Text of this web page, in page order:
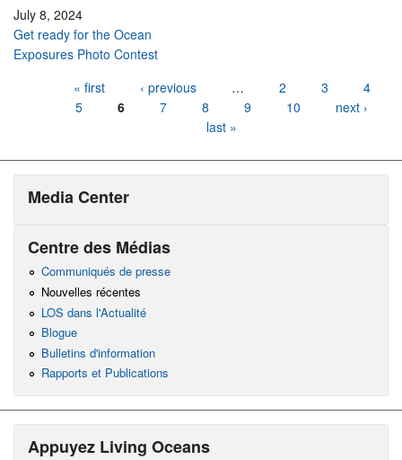
July 8, 2024
Get ready for the Ocean
Exposures Photo Contest
« first ‹ previous … 2 3
4
5
6 7 8 9 10
next ›
last »
Media Center
Centre des Médias
Communiqués de presse
Nouvelles récentes
LOS dans l'Actualité
Blogue
Bulletins d'information
Rapports et Publications
Appuyez Living Oceans